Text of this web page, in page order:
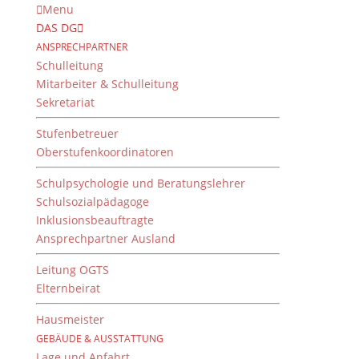
Menu
DAS DG
ANSPRECHPARTNER
Schulleitung
Mitarbeiter & Schulleitung
Sekretariat
Stufenbetreuer
Oberstufenkoordinatoren
Schulpsychologie und Beratungslehrer
Schulsozialpädagoge
Inklusionsbeauftragte
Ansprechpartner Ausland
Leitung OGTS
Elternbeirat
Hausmeister
GEBÄUDE & AUSSTATTUNG
Sportökonomie am DG
von Dientzenhofer-Gymnasium
Die beiden W-Seminare “Ökonomie und Sport” der